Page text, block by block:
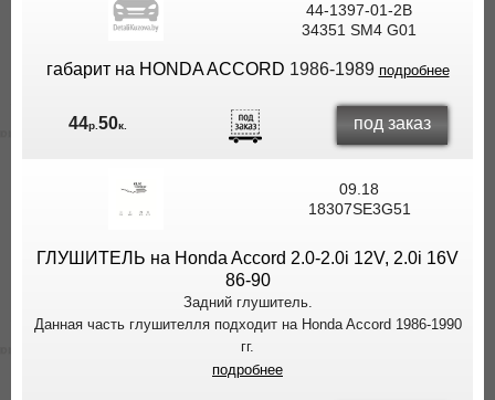
44-1397-01-2B
34351 SM4 G01
габарит на HONDA ACCORD 1986-1989 подробнее
44р.50к. под заказ
09.18
18307SE3G51
ГЛУШИТЕЛЬ на Honda Accord 2.0-2.0i 12V, 2.0i 16V
86-90
Задний глушитель.
Данная часть глушителля подходит на Honda Accord 1986-1990
гг.
подробнее